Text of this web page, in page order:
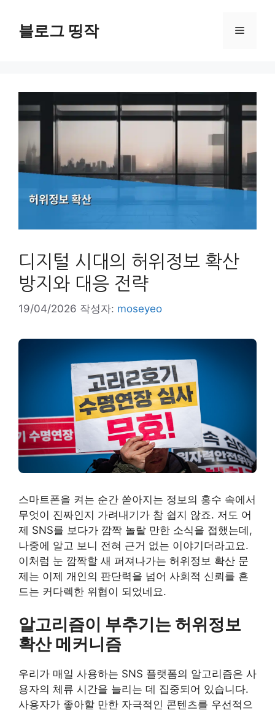
블로그 띵작 메
디지털 시대의 허위정보 확산
방지와 대응 전략
19/04/2026 작성자: moseyeo
스마트폰을 켜는 순간 쏟아지는 정보의 홍수 속에서
무엇이 진짜인지 가려내기가 참 쉽지 않죠. 저도 어
제 SNS를 보다가 깜짝 놀랄 만한 소식을 접했는데,
나중에 알고 보니 전혀 근거 없는 이야기더라고요.
이처럼 눈 깜짝할 새 퍼져나가는 허위정보 확산 문
제는 이제 개인의 판단력을 넘어 사회적 신뢰를 흔
드는 커다렉한 위협이 되었네요.
알고리즘이 부추기는 허위정보
확산 메커니즘
우리가 매일 사용하는 SNS 플랫폼의 알고리즘은 사
용자의 체류 시간을 늘리는 데 집중되어 있습니다.
사용자가 좋아할 만한 자극적인 콘텐츠를 우선적으